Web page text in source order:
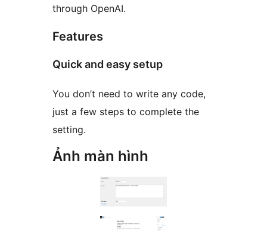
through OpenAI.
Features
Quick and easy setup
You don’t need to write any code,
just a few steps to complete the
setting.
Ảnh màn hình